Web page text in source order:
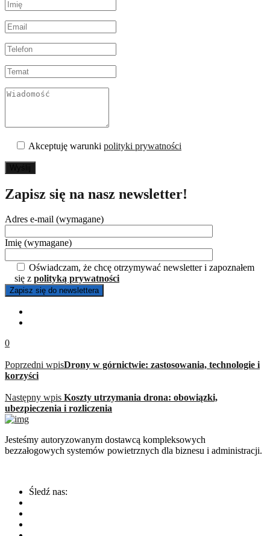
Akceptuję warunki polityki prywatności
Wyślij
Zapisz się na nasz newsletter!
Adres e-mail (wymagane)
Imię (wymagane)
Oświadczam, że chcę otrzymywać newsletter i zapoznałem
się z polityką prywatności
0
Poprzedni wpisDrony w górnictwie: zastosowania, technologie i
korzyści
Następny wpis Koszty utrzymania drona: obowiązki,
ubezpieczenia i rozliczenia
Jesteśmy autoryzowanym dostawcą kompleksowych
bezzałogowych systemów powietrznych dla biznesu i administracji.
Śledź nas: